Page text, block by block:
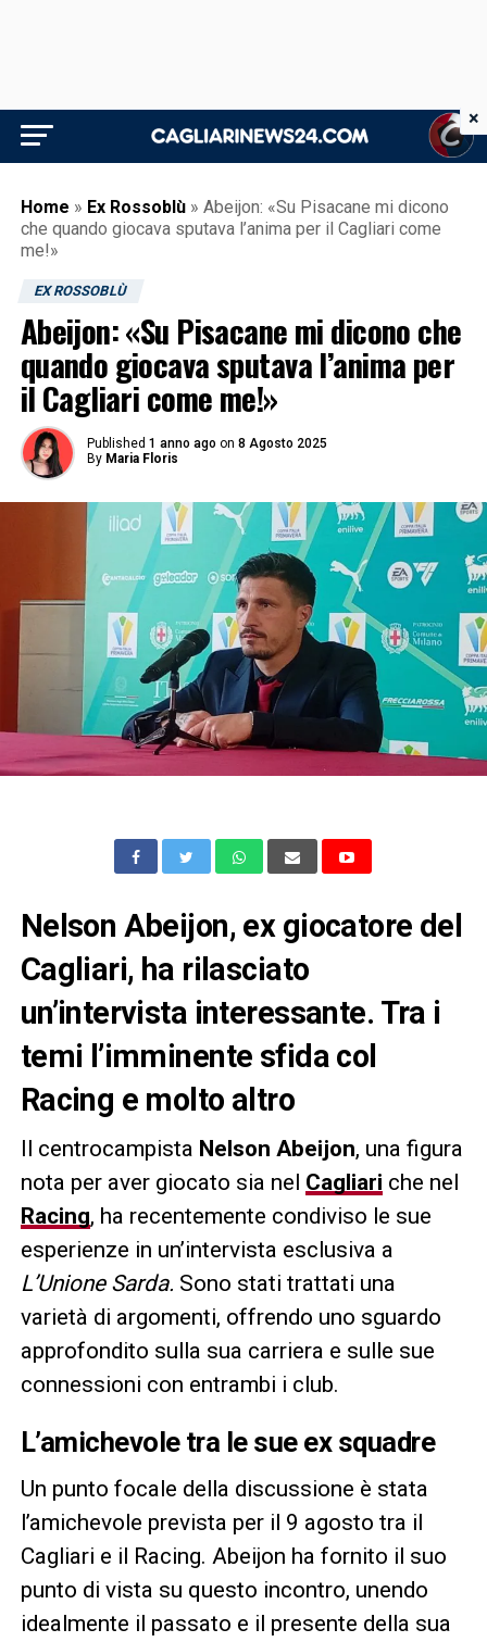
Home » Ex Rossoblù » Abeijon: «Su Pisacane mi dicono
che quando giocava sputava l’anima per il Cagliari come
me!»
EX ROSSOBLÙ
Abeijon: «Su Pisacane mi dicono che
quando giocava sputava l’anima per
il Cagliari come me!»
Published 1 anno ago on 8 Agosto 2025
By Maria Floris
Nelson Abeijon, ex giocatore del
Cagliari, ha rilasciato
un’intervista interessante. Tra i
temi l’imminente sfida col
Racing e molto altro
Il centrocampista Nelson Abeijon, una figura
nota per aver giocato sia nel Cagliari che nel
Racing, ha recentemente condiviso le sue
esperienze in un’intervista esclusiva a
L’Unione Sarda. Sono stati trattati una
varietà di argomenti, offrendo uno sguardo
approfondito sulla sua carriera e sulle sue
connessioni con entrambi i club.
L’amichevole tra le sue ex squadre
Un punto focale della discussione è stata
l’amichevole prevista per il 9 agosto tra il
Cagliari e il Racing. Abeijon ha fornito il suo
punto di vista su questo incontro, unendo
idealmente il passato e il presente della sua
×